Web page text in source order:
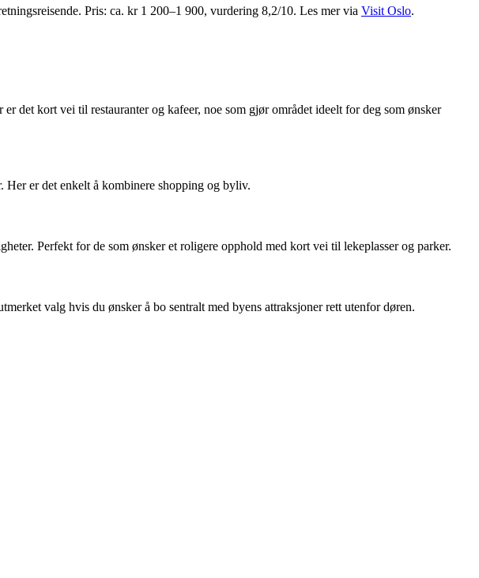
Pris: ca. kr 1 200–1 900, vurdering 8,2/10. Les mer via Visit Oslo.
det kort vei til restauranter og kafeer, noe som gjør området ideelt for deg som ønsker
er det enkelt å kombinere shopping og byliv.
Perfekt for de som ønsker et roligere opphold med kort vei til lekeplasser og parker.
valg hvis du ønsker å bo sentralt med byens attraksjoner rett utenfor døren.